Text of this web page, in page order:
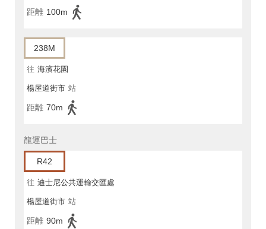
距離 100m
238M
往 海濱花園
楊屋道街市 站
距離 70m
龍運巴士
R42
往 迪士尼公共運輸交匯處
楊屋道街市 站
距離 90m